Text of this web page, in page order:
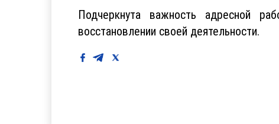
Подчеркнута важность адресной
восстановлении своей деятельности.